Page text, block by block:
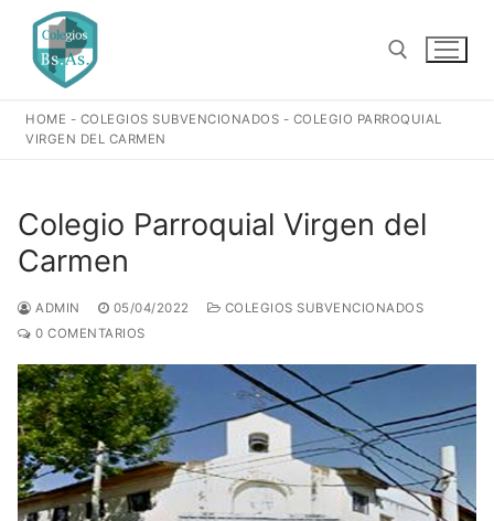
contenido
HOME - COLEGIOS SUBVENCIONADOS - COLEGIO PARROQUIAL
VIRGEN DEL CARMEN
Colegio Parroquial Virgen del
Carmen
ADMIN 05/04/2022
COLEGIOS SUBVENCIONADOS
0 COMENTARIOS